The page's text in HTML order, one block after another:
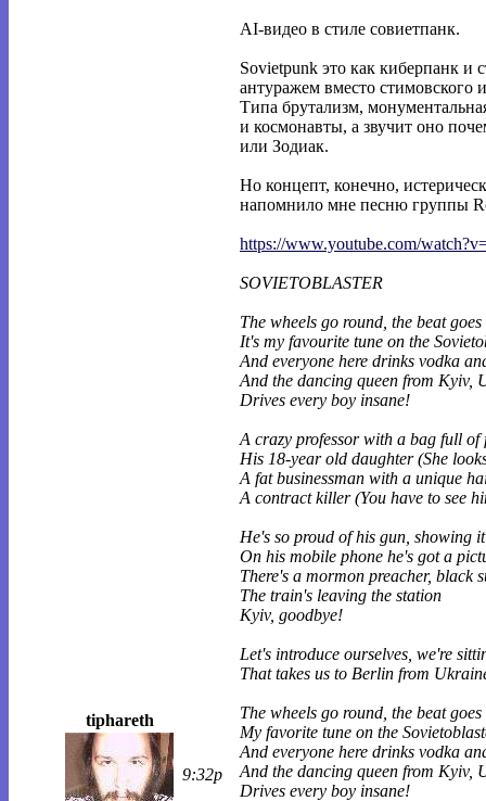
tiphareth
9:32p
AI-видео в стиле совиетпанк.
Sovietpunk это как киберпанк и
антуражем вместо стимовского
Типа брутализм,
и космонавты, а звучит оно
или Зодиак.
Но концепт, конечно,
напомнило мне песню группы
https://www.youtube.com/
SOVIETOBLASTER
The wheels go round, the beat goes
It's my favourite tune on the
And everyone here drinks vodka
And the dancing queen from Kyiv,
Drives every boy insane!
A crazy professor with a bag full of
His 18-year old daughter (She
A fat businessman with a unique
A contract killer (You have to see
He's so proud of his gun, showing
On his mobile phone he's got a
There's a mormon preacher, black
The train's leaving the station
Kyiv, goodbye!
Let's introduce ourselves, we're
That takes us to Berlin from
The wheels go round, the beat goes
My favorite tune on the
And everyone here drinks vodka
And the dancing queen from Kyiv,
Drives every boy insane!